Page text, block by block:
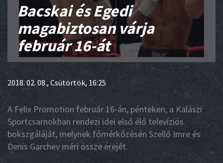
Bacskai és Egedi
magabiztosan várja
február 16-át
2018. 02. 08., Csütörtök, 16:25
A Felix Promotion február 16-án, pénteken, a Kalászi
Sportcsarnokban rendezi idei első élő televíziós
bokszgáláját, melynek főmérkőzésén Szellő Imre és
Denis Garchev méri össze erejét.